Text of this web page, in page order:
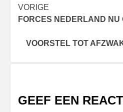
Bericht
navigatie
VORIGE
FORCES NEDERLAND NU
VOORSTEL TOT
GEEF EEN